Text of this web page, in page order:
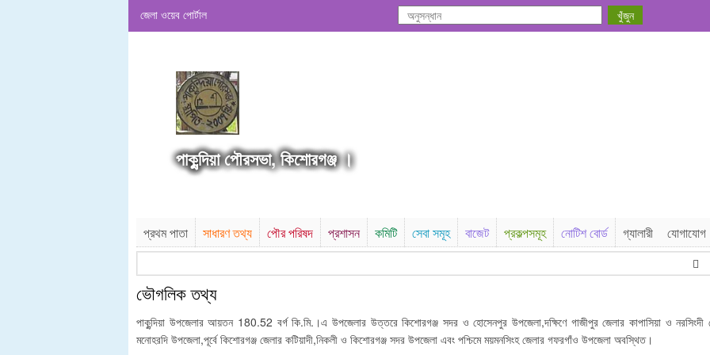
জেলা ওয়েব পোর্টাল
পাকুন্দিয়া পৌরসভা, কিশোরগঞ্জ ।
প্রথম পাতা সাধারণ তথ্য পৌর পরিষদ প্রশাসন কমিটি সেবা সমূহ বাজেট প্রকল্পসমূহ নোটিশ বোর্ড গ্যালারী যোগাযোগ
ভৌগলিক তথ্য
পাকুন্দিয়া উপজেলার আয়তন 180.52 বর্গ কি.মি.।এ উপজেলার উত্তরে কিশোরগঞ্জ সদর ও হোসেনপুর উপজেলা,দক্ষিণে গাজীপুর জেলার কাপাসিয়া ও নরসিংদী
মনোহরদি উপজেলা,পূর্বে কিশোরগঞ্জ জেলার কটিয়াদী,নিকলী ও কিশোরগঞ্জ সদর উপজেলা এবং পশ্চিমে ময়মনসিংহ জেলার গফরগাঁও উপজেলা অবস্থিত।